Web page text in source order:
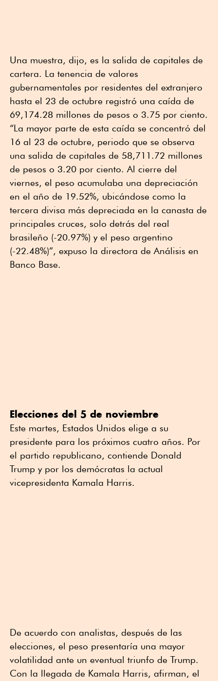
Una muestra, dijo, es la salida de capitales de
cartera. La tenencia de valores
gubernamentales por residentes del extranjero
hasta el 23 de octubre registró una caída de
69,174.28 millones de pesos o 3.75 por ciento.
“La mayor parte de esta caída se concentró del
16 al 23 de octubre, periodo que se observa
una salida de capitales de 58,711.72 millones
de pesos o 3.20 por ciento. Al cierre del
viernes, el peso acumulaba una depreciación
en el año de 19.52%, ubicándose como la
tercera divisa más depreciada en la canasta de
principales cruces, solo detrás del real
brasileño (-20.97%) y el peso argentino
(-22.48%)”, expuso la directora de Análisis en
Banco Base.
Elecciones del 5 de noviembre
Este martes, Estados Unidos elige a su
presidente para los próximos cuatro años. Por
el partido republicano, contiende Donald
Trump y por los demócratas la actual
vicepresidenta Kamala Harris.
De acuerdo con analistas, después de las
elecciones, el peso presentaría una mayor
volatilidad ante un eventual triunfo de Trump.
Con la llegada de Kamala Harris, afirman, el